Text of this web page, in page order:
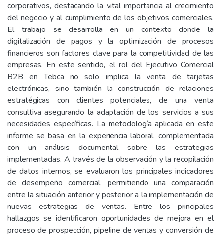
corporativos, destacando la vital importancia al crecimiento
del negocio y al cumplimiento de los objetivos comerciales.
El trabajo se desarrolla en un contexto donde la
digitalización de pagos y la optimización de procesos
financieros son factores clave para la competitividad de las
empresas. En este sentido, el rol del Ejecutivo Comercial
B2B en Tebca no solo implica la venta de tarjetas
electrónicas, sino también la construcción de relaciones
estratégicas con clientes potenciales, de una venta
consultiva asegurando la adaptación de los servicios a sus
necesidades específicas. La metodología aplicada en este
informe se basa en la experiencia laboral, complementada
con un análisis documental sobre las estrategias
implementadas. A través de la observación y la recopilación
de datos internos, se evaluaron los principales indicadores
de desempeño comercial, permitiendo una comparación
entre la situación anterior y posterior a la implementación de
nuevas estrategias de ventas. Entre los principales
hallazgos se identificaron oportunidades de mejora en el
proceso de prospección, pipeline de ventas y conversión de